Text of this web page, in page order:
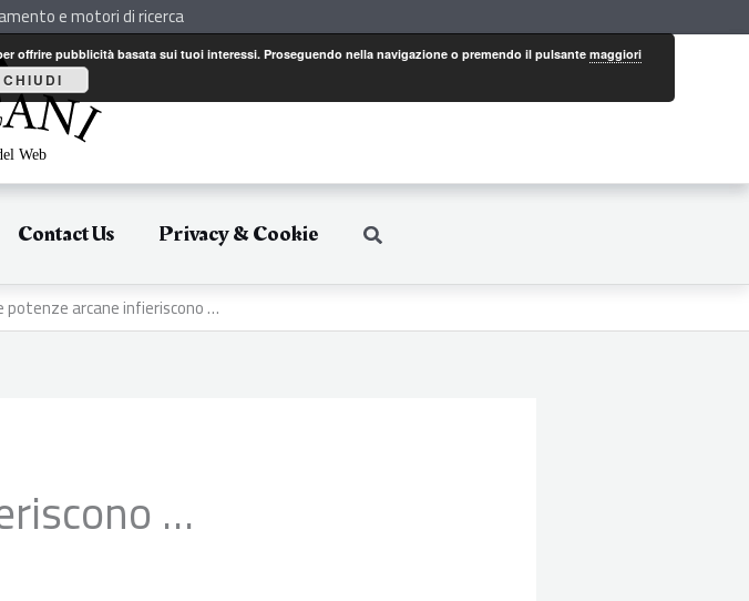
e motori di ricerca
Contact Us Privacy & Cookie Cerca
potenze arcane infieriscono …
…
offrire pubblicità basata sui tuoi interessi. Proseguendo nella navigazione o premendo il pulsante maggiori
CHIUDI